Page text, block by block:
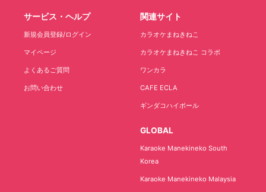
サービス・ヘルプ
新規会員登録/ログイン
マイページ
よくあるご質問
お問い合わせ
関連サイト
カラオケまねきねこ
カラオケまねきねこ コラボ
ワンカラ
CAFE ECLA
ギンダコハイボール
GLOBAL
Karaoke Manekineko South
Korea
Karaoke Manekineko Malaysia